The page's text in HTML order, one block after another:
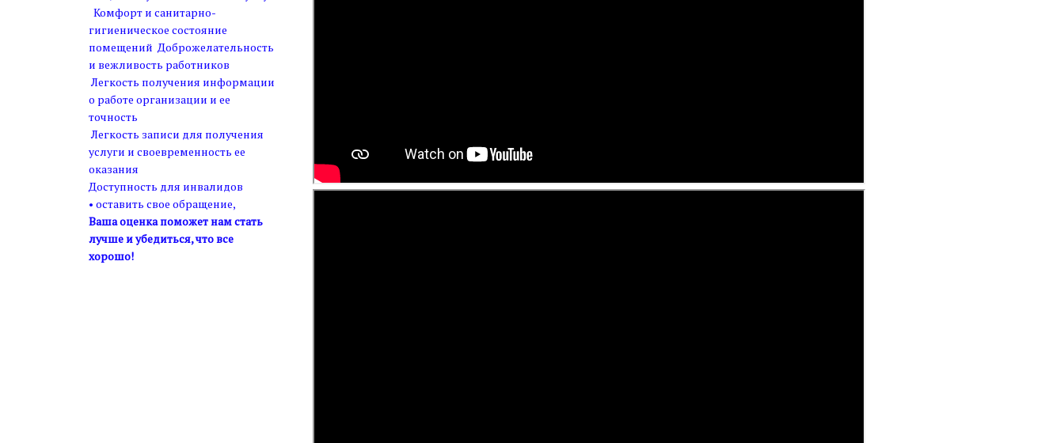
Комфорт и санитарно-
гигиеническое состояние
помещений Доброжелательность
и вежливость работников
Легкость получения информации
о работе организации и ее
точность
Легкость записи для получения
услуги и своевременность ее
оказания
Доступность для инвалидов
• оставить свое обращение,
Ваша оценка поможет нам стать
лучше и убедиться, что все
хорошо!